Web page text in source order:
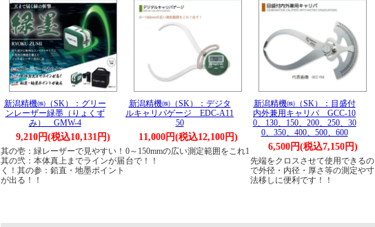
新潟精機㈱（SK）：グリー
ンレーザー緑墨（りょくず
み） GMW-4
9,210円(税込10,131円)
其の壱：緑レーザーで見やすい！
其の弐：本体真上までラインが届
く！其の参：鉛直・地墨ポイント
が出る！！
新潟精機㈱（SK）：デジタ
ルキャリパゲージ EDC-A11
50
11,000円(税込12,100円)
0～150mmの広い測定範囲をこれ1
台で！！
新潟精機㈱（SK）：目盛付
内外兼用キャリパ GCC-10
0、130、150、200、250、30
0、350、400、500、600
6,500円(税込7,150円)
先端をクロスさせて使用できるの
で外径・内径・厚さ等の測定や寸
法移しに便利です！！